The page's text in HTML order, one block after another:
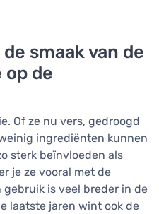
smaak van de
op de
Of ze nu vers, gedroogd
ingrediënten kunnen
sterk beïnvloeden als
je ze vooral met de
gebruik is veel breder in de
laatste jaren wint ook de